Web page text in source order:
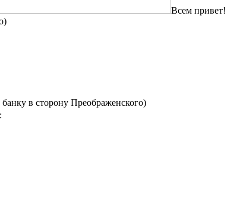
Всем привет!
в сторону Преображенского)